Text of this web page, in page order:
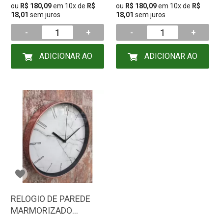
ou R$ 180,09em 10x de R$
18,01 sem juros
- +
ou R$ 180,09em 10x de R$
18,01 sem juros
- +
RELOGIO DE PAREDE
MARMORIZADO